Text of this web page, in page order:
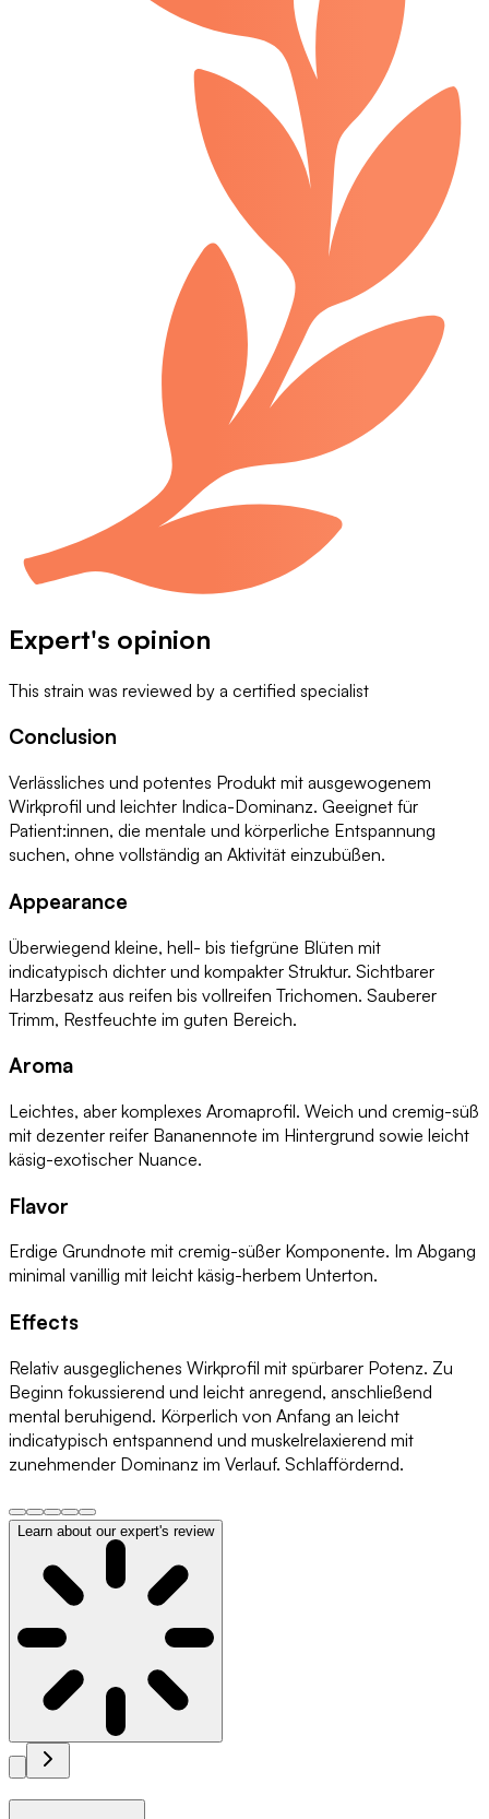
Expert's opinion
This strain was reviewed by a certified specialist
Conclusion
Verlässliches und potentes Produkt mit ausgewogenem
Wirkprofil und leichter Indica-Dominanz. Geeignet für
Patient:innen, die mentale und körperliche Entspannung
suchen, ohne vollständig an Aktivität einzubüßen.
Appearance
Überwiegend kleine, hell- bis tiefgrüne Blüten mit
indicatypisch dichter und kompakter Struktur. Sichtbarer
Harzbesatz aus reifen bis vollreifen Trichomen. Sauberer
Trimm, Restfeuchte im guten Bereich.
Aroma
Leichtes, aber komplexes Aromaprofil. Weich und cremig-süß
mit dezenter reifer Bananennote im Hintergrund sowie leicht
käsig-exotischer Nuance.
Flavor
Erdige Grundnote mit cremig-süßer Komponente. Im Abgang
minimal vanillig mit leicht käsig-herbem Unterton.
Effects
Relativ ausgeglichenes Wirkprofil mit spürbarer Potenz. Zu
Beginn fokussierend und leicht anregend, anschließend
mental beruhigend. Körperlich von Anfang an leicht
indicatypisch entspannend und muskelrelaxierend mit
zunehmender Dominanz im Verlauf. Schlaffördernd.
Learn about our expert's review